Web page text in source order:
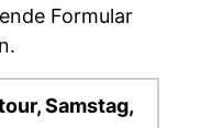
Formular
Samstag,